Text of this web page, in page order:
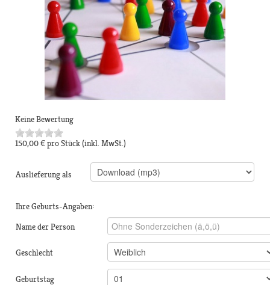
Keine Bewertung
150,00 €pro Stück(inkl. MwSt.)
Auslieferung als
Ihre Geburts-Angaben:
Name der Person
Geschlecht
Geburtstag